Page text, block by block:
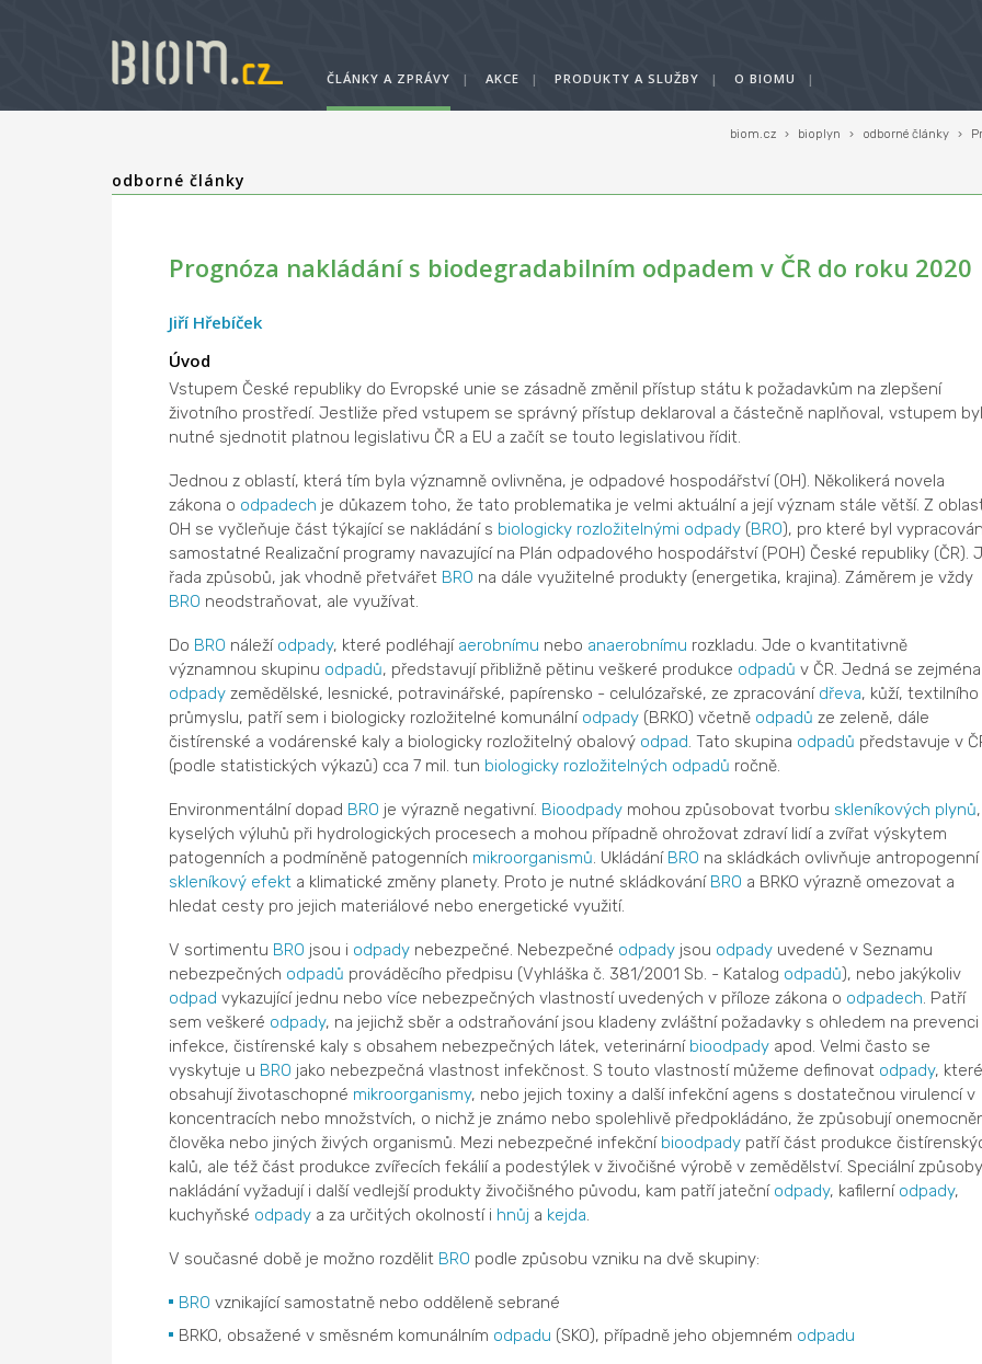
ČLÁNKY A ZPRÁVY | AKCE | PRODUKTY A SLUŽBY | O BIOMU |
biom.cz › bioplyn › odborné články ›
odborné články
Prognóza nakládání s biodegradabilním odpadem v ČR do roku 2020
Jiří Hřebíček
Úvod
Vstupem České republiky do Evropské unie se zásadně změnil přístup státu k požadavkům na zlepšení
životního prostředí. Jestliže před vstupem se správný přístup deklaroval a částečně naplňoval, vstupem
nutné sjednotit platnou legislativu ČR a EU a začít se touto legislativou řídit.
Jednou z oblastí, která tím byla významně ovlivněna, je odpadové hospodářství (OH). Několikerá novela
zákona o odpadech je důkazem toho, že tato problematika je velmi aktuální a její význam stále větší. Z
OH se vyčleňuje část týkající se nakládání s biologicky rozložitelnými odpady(BRO), pro které byl
samostatné Realizační programy navazující na Plán odpadového hospodářství (POH) České republiky (ČR).
řada způsobů, jak vhodně přetvářet BRO na dále využitelné produkty (energetika, krajina). Záměrem je vždy
BRO neodstraňovat, ale využívat.
Do BRO náleží odpady, které podléhají aerobnímu nebo anaerobnímu rozkladu. Jde o kvantitativně
významnou skupinu odpadů, představují přibližně pětinu veškeré produkce odpadů v ČR. Jedná se
odpadyzemědělské, lesnické, potravinářské, papírensko - celulózařské, ze zpracování dřeva, kůží, textilního
průmyslu, patří sem i biologicky rozložitelné komunální odpady(BRKO) včetně odpadů ze zeleně, dále
čistírenské a vodárenské kaly a biologicky rozložitelný obalový odpad. Tato skupina odpadů představuje v
(podle statistických výkazů) cca 7 mil. tun biologicky rozložitelných odpadů ročně.
Environmentální dopad BRO je výrazně negativní. Bioodpadymohou způsobovat tvorbu skleníkových plynů,
kyselých výluhů při hydrologických procesech a mohou případně ohrožovat zdraví lidí a zvířat výskytem
patogenních a podmíněně patogenních mikroorganismů. Ukládání BRO na skládkách ovlivňuje antropogenní
skleníkový efekta klimatické změny planety. Proto je nutné skládkování BRO a BRKO výrazně omezovat a
hledat cesty pro jejich materiálové nebo energetické využití.
V sortimentu BRO jsou i odpadynebezpečné. Nebezpečné odpadyjsou odpadyuvedené v Seznamu
nebezpečných odpadů prováděcího předpisu (Vyhláška č. 381/2001 Sb. - Katalog odpadů), nebo jakýkoliv
odpad vykazující jednu nebo více nebezpečných vlastností uvedených v příloze zákona o odpadech. Patří
sem veškeré odpady, na jejichž sběr a odstraňování jsou kladeny zvláštní požadavky s ohledem na prevenci
infekce, čistírenské kaly s obsahem nebezpečných látek, veterinární bioodpadyapod. Velmi často se
vyskytuje u BRO jako nebezpečná vlastnost infekčnost. S touto vlastností můžeme definovat odpady, které
obsahují životaschopné mikroorganismy, nebo jejich toxiny a další infekční agens s dostatečnou virulencí v
koncentracích nebo množstvích, o nichž je známo nebo spolehlivě předpokládáno, že způsobují
člověka nebo jiných živých organismů. Mezi nebezpečné infekční bioodpadypatří část produkce
kalů, ale též část produkce zvířecích fekálií a podestýlek v živočišné výrobě v zemědělství. Speciální způsoby
nakládání vyžadují i další vedlejší produkty živočišného původu, kam patří jateční odpady, kafilerní odpady,
kuchyňské odpadya za určitých okolností i hnůj a kejda.
V současné době je možno rozdělit BRO podle způsobu vzniku na dvě skupiny:
BRO vznikající samostatně nebo odděleně sebrané
BRKO, obsažené v směsném komunálním odpadu (SKO), případně jeho objemném odpadu